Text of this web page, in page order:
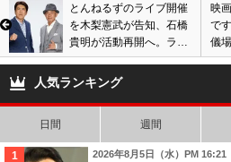
とんねるずのライブ開催
を木梨憲武が告知、石橋
貴明が活動再開へ。ラス
トの会場は国立競技場や
東京ドームの可能性も?
映
で
儀
開
人気ランキング
日間 週間
2026年8月5日（水）PM 16:21